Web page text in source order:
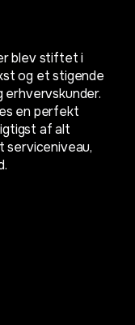
blev stiftet i
og et stigende
en perfekt
af alt
serviceniveau,